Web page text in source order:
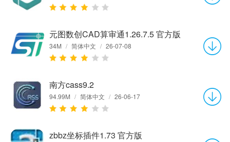
元图数创CAD算审通1.26.7.5 官方版
34M / 简体中文 / 26-07-08
南方cass9.2
94.99M / 简体中文 / 26-06-17
zbbz坐标插件1.73 官方版